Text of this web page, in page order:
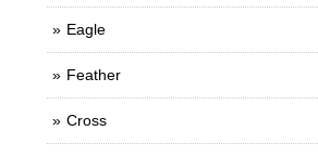
Eagle
Feather
Cross